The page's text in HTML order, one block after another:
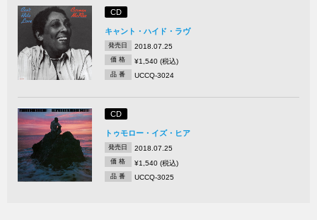
CD
キャント・ハイド・ラヴ
発売日 2018.07.25
価 格 ¥1,540 (税込)
品 番 UCCQ-3024
CD
トゥモロー・イズ・ヒア
発売日 2018.07.25
価 格 ¥1,540 (税込)
品 番 UCCQ-3025